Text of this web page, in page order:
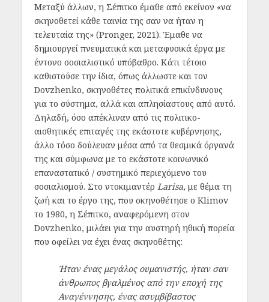
Μεταξύ άλλων, η Σέπιτκο έμαθε από εκείνον «να
σκηνοθετεί κάθε ταινία της σαν να ήταν η
τελευταία της» (Pronger, 2021). Έμαθε να
δημιουργεί πνευματικά και μεταφυσικά έργα με
έντονο σοσιαλιστικό υπόβαθρο. Κάτι τέτοιο
καθιστούσε την ίδια, όπως άλλωστε και τον
Dovzhenko, σκηνοθέτες πολιτικά επικίνδυνους
για το σύστημα, αλλά και απλησίαστους από αυτό.
Δηλαδή, όσο απέκλιναν από τις πολιτικο-
αισθητικές επιταγές της εκάστοτε κυβέρνησης,
άλλο τόσο δούλευαν μέσα από τα θεσμικά όργανά
της και σύμφωνα με το εκάστοτε κοινωνικό
επαναστατικό / συστημικό περιεχόμενο του
σοσιαλισμού. Στο ντοκιμαντέρ Larisa, με θέμα τη
ζωή και το έργο της, που σκηνοθέτησε ο Klimov
το 1980, η Σέπιτκο, αναφερόμενη στον
Dovzhenko, μιλάει για την αυστηρή ηθική πορεία
που οφείλει να έχει ένας σκηνοθέτης:
Ήταν ένας μεγάλος ουμανιστής, ήταν σαν
άνθρωπος βγαλμένος από την εποχή της
Αναγέννησης, ένας ασυμβίβαστος